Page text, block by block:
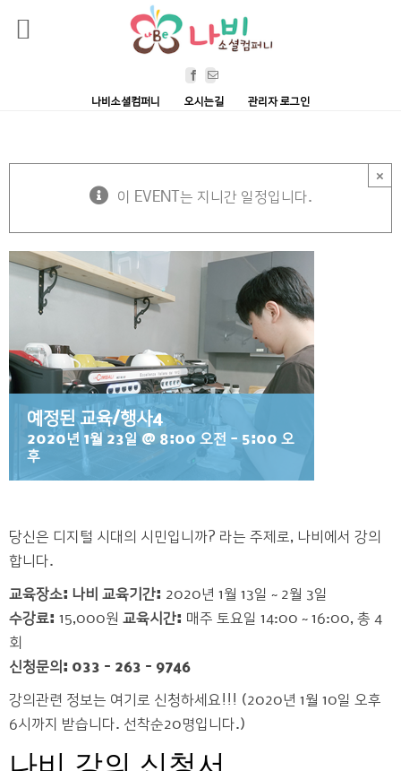
Facebook
나비소셜컴퍼니
오시는길 관리자 로그인
×
이 EVENT는 지니간 일정입니다.
예정된 교육/행사4
2020년 1월 23일 @ 8:00 오전 - 5:00 오
후
당신은 디지털 시대의 시민입니까? 라는 주제로, 나비에서 강의
합니다.
교육장소: 나비 교육기간: 2020년 1월 13일 ~ 2월 3일
수강료: 15,000원 교육시간: 매주 토요일 14:00 ~ 16:00, 총 4
회
신청문의: 033 – 263 – 9746
강의관련 정보는 여기로 신청하세요!!! (2020년 1월 10일 오후
6시까지 받습니다. 선착순20명입니다.)